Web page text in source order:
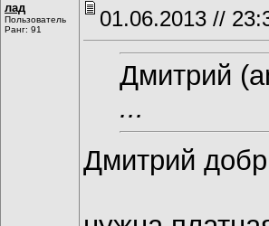
лад
Пользователь
Ранг: 91
01.06.2013 //
Дмитрий
...
Дмитрий